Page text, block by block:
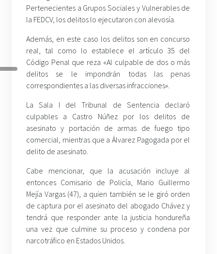
Pertenecientes a Grupos Sociales y Vulnerables de
la FEDCV, los delitos lo ejecutaron con alevosía.
Además, en este caso los delitos son en concurso
real, tal como lo establece el artículo 35 del
Código Penal que reza «Al culpable de dos o más
delitos se le impondrán todas las penas
correspondientes a las diversas infracciones».
La Sala I del Tribunal de Sentencia declaró
culpables a Castro Núñez por los delitos de
asesinato y portación de armas de fuego tipo
comercial, mientras que a Álvarez Pagogada por el
delito de asesinato.
Cabe mencionar, que la acusación incluye al
entonces Comisario de Policía, Mario Guillermo
Mejía Vargas (47), a quien también se le giró orden
de captura por el asesinato del abogado Chávez y
tendrá que responder ante la justicia hondureña
una vez que culmine su proceso y condena por
narcotráfico en Estados Unidos.